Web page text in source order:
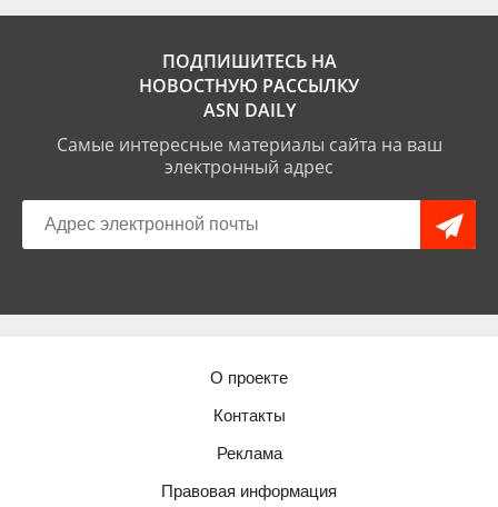
ПОДПИШИТЕСЬ НА
НОВОСТНУЮ РАССЫЛКУ
ASN DAILY
Самые интересные материалы сайта на ваш
электронный адрес
О проекте
Контакты
Реклама
Правовая информация